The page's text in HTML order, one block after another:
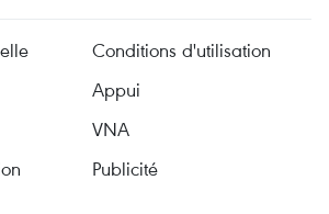
Conditions d'utilisation
Appui
VNA
Publicité